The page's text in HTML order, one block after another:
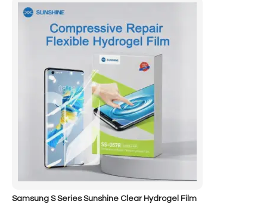
Samsung S Series Sunshine Clear Hydrogel Film